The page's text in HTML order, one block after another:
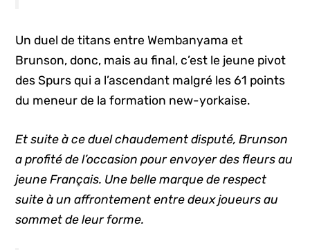
Un duel de titans entre Wembanyama et
Brunson, donc, mais au final, c’est le jeune pivot
des Spurs qui a l’ascendant malgré les 61 points
du meneur de la formation new-yorkaise.
Et suite à ce duel chaudement disputé, Brunson
a profité de l’occasion pour envoyer des fleurs au
jeune Français. Une belle marque de respect
suite à un affrontement entre deux joueurs au
sommet de leur forme.